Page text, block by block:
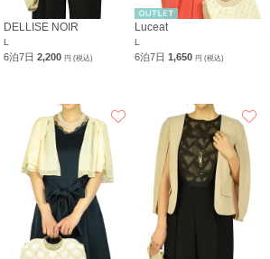
DELLISE NOIR
L
6泊7日2,200円 (税込)
Luceat
L
6泊7日1,650円 (税込)